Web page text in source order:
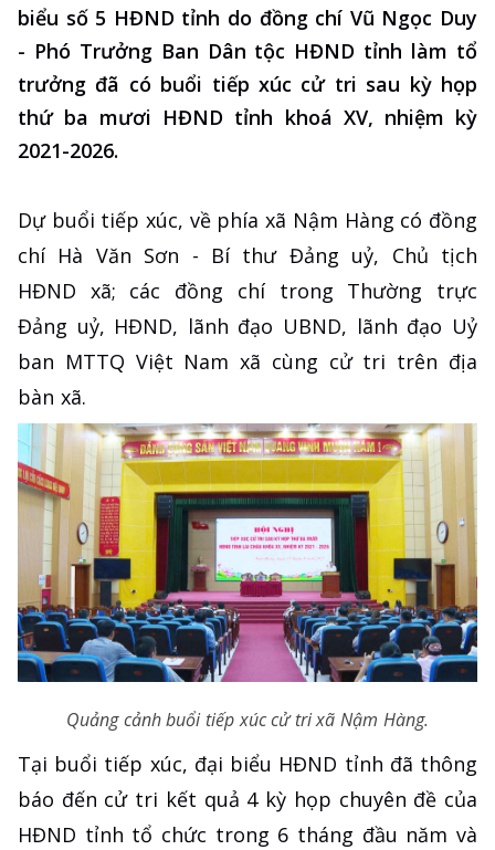
biểu số 5 HĐND tỉnh do đồng chí Vũ Ngọc Duy
- Phó Trưởng Ban Dân tộc HĐND tỉnh làm tổ
trưởng đã có buổi tiếp xúc cử tri sau kỳ họp
thứ ba mươi HĐND tỉnh khoá XV, nhiệm kỳ
2021-2026.
Dự buổi tiếp xúc, về phía xã Nậm Hàng có đồng
chí Hà Văn Sơn - Bí thư Đảng uỷ, Chủ tịch
HĐND xã; các đồng chí trong Thường trực
Đảng uỷ, HĐND, lãnh đạo UBND, lãnh đạo Uỷ
ban MTTQ Việt Nam xã cùng cử tri trên địa
bàn xã.
Quảng cảnh buổi tiếp xúc cử tri xã Nậm Hàng.
Tại buổi tiếp xúc, đại biểu HĐND tỉnh đã thông
báo đến cử tri kết quả 4 kỳ họp chuyên đề của
HĐND tỉnh tổ chức trong 6 tháng đầu năm và